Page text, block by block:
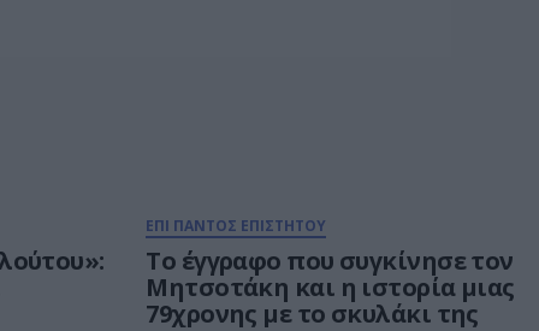
ΕΠΙ ΠΑΝΤΟΣ ΕΠΙΣΤΗΤΟΥ
Το έγγραφο που συγκίνησε τον
Μητσοτάκη και η ιστορία μιας
79χρονης με το σκυλάκι της